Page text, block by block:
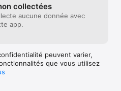
collectées
aucune donnée avec
app.
peuvent varier,
que vous utilisez